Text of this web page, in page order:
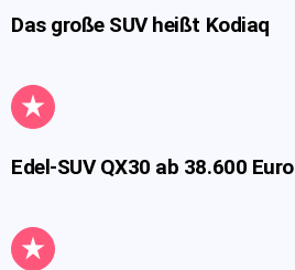
Das große SUV heißt Kodiaq
Edel-SUV QX30 ab 38.600 Euro